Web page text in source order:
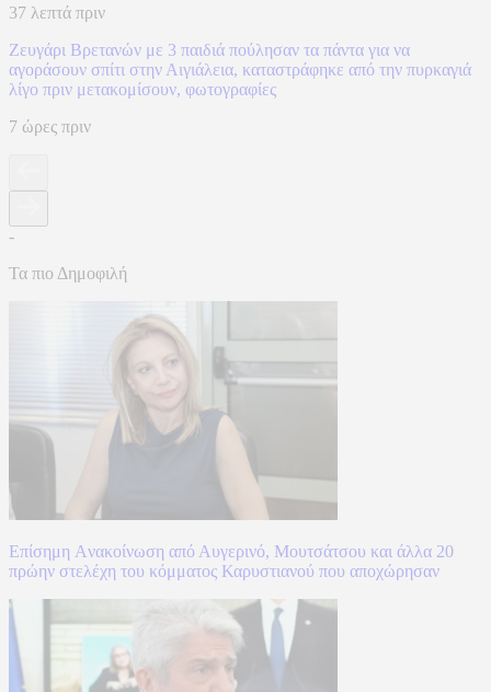
37 λεπτά πριν
Ζευγάρι Βρετανών με 3 παιδιά πούλησαν τα πάντα για να
αγοράσουν σπίτι στην Αιγιάλεια, καταστράφηκε από την πυρκαγιά
λίγο πριν μετακομίσουν, φωτογραφίες
7 ώρες πριν
-
Τα πιο Δημοφιλή
Επίσημη Aνακοίνωση από Αυγερινό, Μουτσάτσου και άλλα 20
πρώην στελέχη του κόμματος Καρυστιανού που αποχώρησαν